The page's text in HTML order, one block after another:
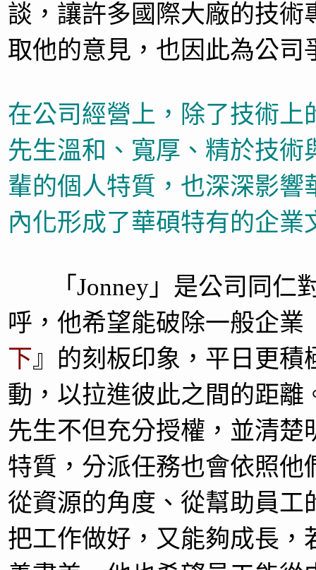
談，讓許多國際大廠的技術
取他的意見，也因此為公司
在公司經營上，除了技術上
先生溫和、寬厚、精於技術
輩的個人特質，也深深影響
內化形成了華碩特有的企業
「Jonney」是公司同仁
呼，他希望能破除一般企業
下』的刻板印象，平日更積
動，以拉進彼此之間的距離
先生不但充分授權，並清楚
特質，分派任務也會依照他
從資源的角度、從幫助員工
把工作做好，又能夠成長，